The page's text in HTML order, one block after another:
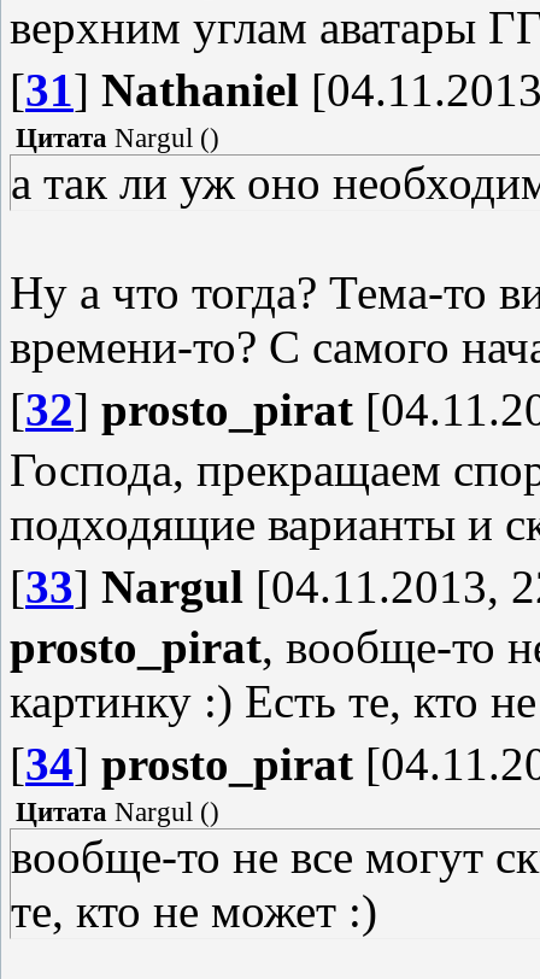
верхним углам аватары
[31] Nathaniel
Цитата Nargul ()
а так ли уж оно
Ну а что тогда? Тема-то
времени-то? С самого
[32] prosto_pirat
Господа, прекращаем
подходящие варианты и
[33] Nargul [04.11.2013,
prosto_pirat, вообще-то
картинку :) Есть те, кто
[34] prosto_pirat
Цитата Nargul ()
вообще-то не все могут
те, кто не может :)